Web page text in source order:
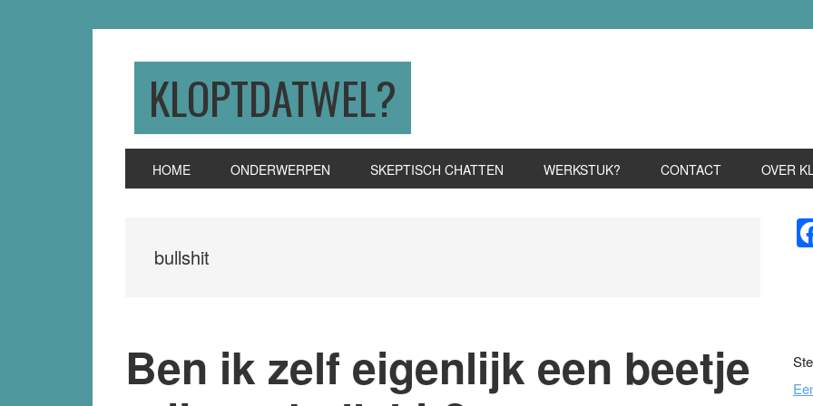
KLOPTDATWEL?
HOME ONDERWERPEN SKEPTISCH CHATTEN WERKSTUK? CONTACT OVER
bullshit
Ben ik zelf eigenlijk een beetje